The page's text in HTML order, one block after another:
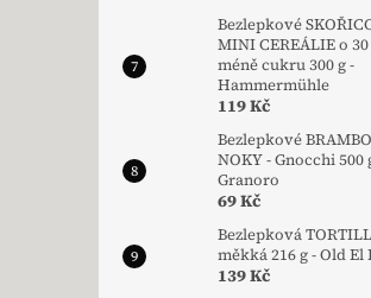
Bezlepkové
MINI CEREÁLIE o
méně cukru 300 g -
Hammermühle
119 Kč
Bezlepkové
NOKY - Gnocchi 500
Granoro
69 Kč
Bezlepková
měkká 216 g - Old El
139 Kč